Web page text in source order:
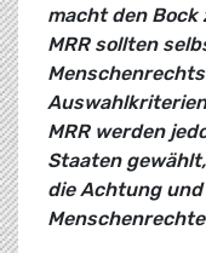
macht den Bock
MRR sollten
MRR werden
Staaten
die Achtung